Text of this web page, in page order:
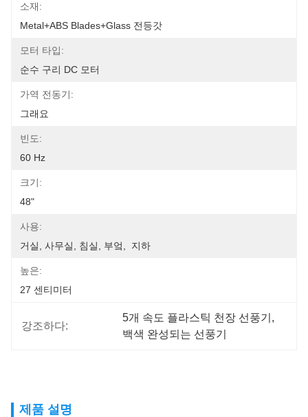
소재:
Metal+ABS Blades+Glass 전등갓
모터 타입:
순수 구리 DC 모터
가역 전동기:
그래요
빈도:
60 Hz
크기:
48"
사용:
거실, 사무실, 침실, 부엌,  지하
높은:
27 센티미터
강조하다:
5개 속도 플라스틱 천장 선풍기 ,
백색 완성되는 선풍기
제품 설명